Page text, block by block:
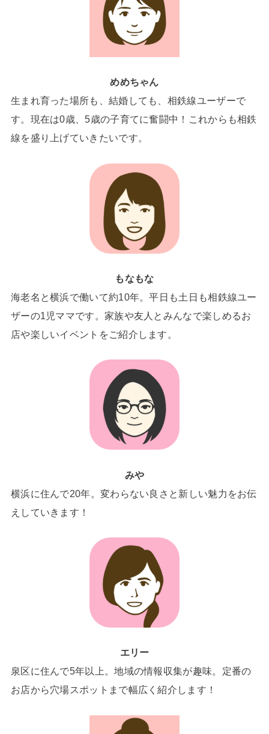
めめちゃん
生まれ育った場所も、結婚しても、相鉄線ユーザーで
す。現在は0歳、5歳の子育てに奮闘中！これからも相鉄
線を盛り上げていきたいです。
もなもな
海老名と横浜で働いて約10年。平日も土日も相鉄線ユー
ザーの1児ママです。家族や友人とみんなで楽しめるお
店や楽しいイベントをご紹介します。
みや
横浜に住んで20年。変わらない良さと新しい魅力をお伝
えしていきます！
エリー
泉区に住んで5年以上。地域の情報収集が趣味。定番の
お店から穴場スポットまで幅広く紹介します！